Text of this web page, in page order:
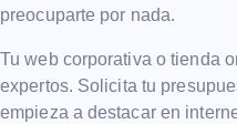
preocuparte por nada.
Tu web corporativa o tienda
expertos. Solicita tu
empieza a destacar en